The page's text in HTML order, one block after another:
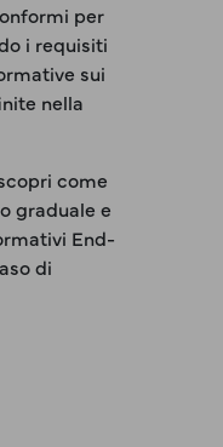
per
i requisiti
sui
nella
come
graduale e
End-
di